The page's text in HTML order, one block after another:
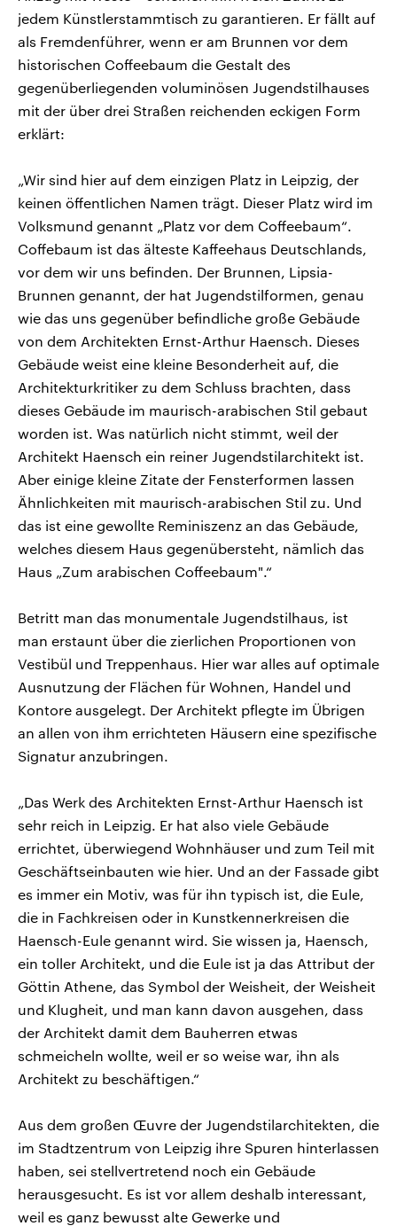
jedem Künstlerstammtisch zu garantieren. Er fällt auf
als Fremdenführer, wenn er am Brunnen vor dem
historischen Coffeebaum die Gestalt des
gegenüberliegenden voluminösen Jugendstilhauses
mit der über drei Straßen reichenden eckigen Form
erklärt:
„Wir sind hier auf dem einzigen Platz in Leipzig, der
keinen öffentlichen Namen trägt. Dieser Platz wird im
Volksmund genannt „Platz vor dem Coffeebaum“.
Coffebaum ist das älteste Kaffeehaus Deutschlands,
vor dem wir uns befinden. Der Brunnen, Lipsia-
Brunnen genannt, der hat Jugendstilformen, genau
wie das uns gegenüber befindliche große Gebäude
von dem Architekten Ernst-Arthur Haensch. Dieses
Gebäude weist eine kleine Besonderheit auf, die
Architekturkritiker zu dem Schluss brachten, dass
dieses Gebäude im maurisch-arabischen Stil gebaut
worden ist. Was natürlich nicht stimmt, weil der
Architekt Haensch ein reiner Jugendstilarchitekt ist.
Aber einige kleine Zitate der Fensterformen lassen
Ähnlichkeiten mit maurisch-arabischen Stil zu. Und
das ist eine gewollte Reminiszenz an das Gebäude,
welches diesem Haus gegenübersteht, nämlich das
Haus „Zum arabischen Coffeebaum".“
Betritt man das monumentale Jugendstilhaus, ist
man erstaunt über die zierlichen Proportionen von
Vestibül und Treppenhaus. Hier war alles auf optimale
Ausnutzung der Flächen für Wohnen, Handel und
Kontore ausgelegt. Der Architekt pflegte im Übrigen
an allen von ihm errichteten Häusern eine spezifische
Signatur anzubringen.
„Das Werk des Architekten Ernst-Arthur Haensch ist
sehr reich in Leipzig. Er hat also viele Gebäude
errichtet, überwiegend Wohnhäuser und zum Teil mit
Geschäftseinbauten wie hier. Und an der Fassade gibt
es immer ein Motiv, was für ihn typisch ist, die Eule,
die in Fachkreisen oder in Kunstkennerkreisen die
Haensch-Eule genannt wird. Sie wissen ja, Haensch,
ein toller Architekt, und die Eule ist ja das Attribut der
Göttin Athene, das Symbol der Weisheit, der Weisheit
und Klugheit, und man kann davon ausgehen, dass
der Architekt damit dem Bauherren etwas
schmeicheln wollte, weil er so weise war, ihn als
Architekt zu beschäftigen.“
Aus dem großen Œuvre der Jugendstilarchitekten, die
im Stadtzentrum von Leipzig ihre Spuren hinterlassen
haben, sei stellvertretend noch ein Gebäude
herausgesucht. Es ist vor allem deshalb interessant,
weil es ganz bewusst alte Gewerke und